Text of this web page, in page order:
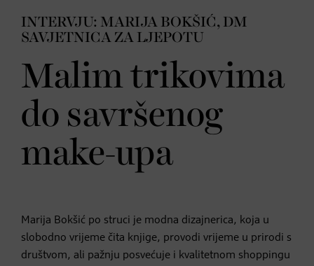
INTERVJU: MARIJA BOKŠIĆ, DM
SAVJETNICA ZA LJEPOTU
Malim trikovima
do savršenog
make-upa
Marija Bokšić po struci je modna dizajnerica, koja u
slobodno vrijeme čita knjige, provodi vrijeme u prirodi s
društvom, ali pažnju posvećuje i kvalitetnom shoppingu